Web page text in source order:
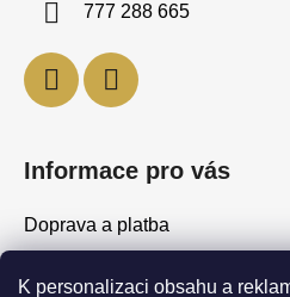
K personalizaci obsahu a
777 288 665
Informace pro vás
Doprava a platba